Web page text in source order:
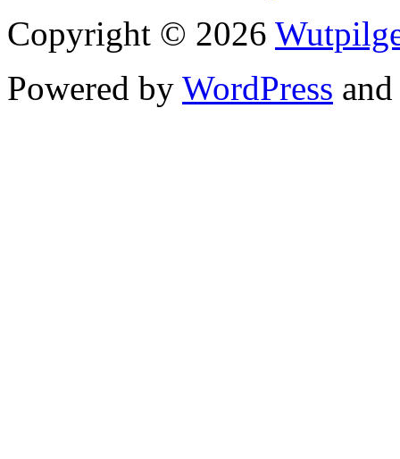
Copyright © 2026
Powered by WordPress